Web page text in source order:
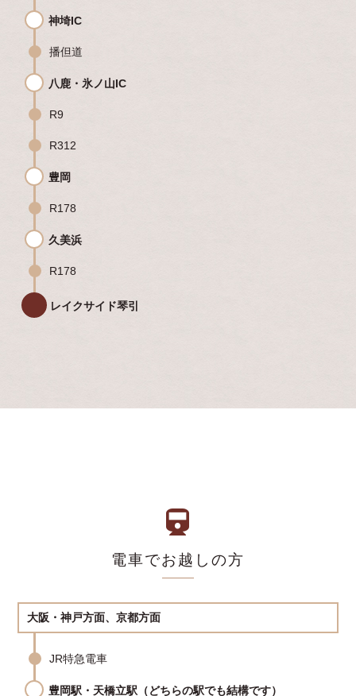
神埼IC
播但道
八鹿・氷ノ山IC
R9
R312
豊岡
R178
久美浜
R178
レイクサイド琴引
電車でお越しの方
大阪・神戸方面、京都方面
JR特急電車
豊岡駅・天橋立駅（どちらの駅でも結構です）